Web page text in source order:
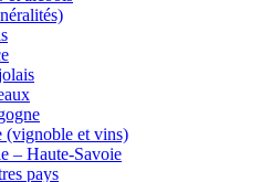
(vignoble et vins)
– Haute-Savoie
pays